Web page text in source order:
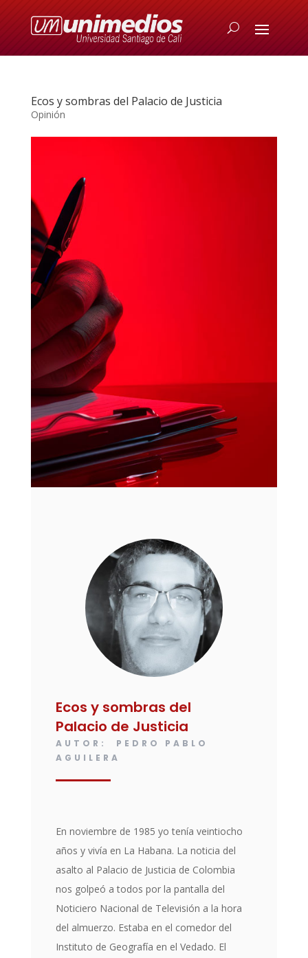
Ecos y sombras del Palacio de Justicia
Opinión
Ecos y sombras del
Palacio de Justicia
AUTOR: PEDRO PABLO
AGUILERA
En noviembre de 1985 yo tenía veintiocho
años y vivía en La Habana. La noticia del
asalto al Palacio de Justicia de Colombia
nos golpeó a todos por la pantalla del
Noticiero Nacional de Televisión a la hora
del almuerzo. Estaba en el comedor del
Instituto de Geografía en el Vedado. El